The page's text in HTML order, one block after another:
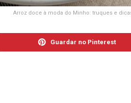
Arroz doce à moda do Minho: truques e
Guardar no Pinterest